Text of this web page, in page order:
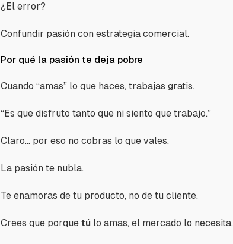
¿El error?
Confundir pasión con estrategia comercial.
Por qué la pasión te deja pobre
Cuando “amas” lo que haces, trabajas gratis.
“Es que disfruto tanto que ni siento que trabajo.”
Claro… por eso no cobras lo que vales.
La pasión te nubla.
Te enamoras de tu producto, no de tu cliente.
Crees que porque tú lo amas, el mercado lo necesita.